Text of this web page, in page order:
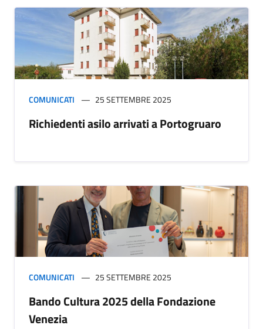
COMUNICATI 25 SETTEMBRE 2025
Richiedenti asilo arrivati a Portogruaro
COMUNICATI 25 SETTEMBRE 2025
Bando Cultura 2025 della Fondazione
Venezia